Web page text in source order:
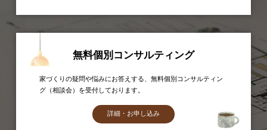
無料個別コンサルティング
家づくりの疑問や悩みにお答えする、無料個別コンサルティン
グ（相談会）を受付しております。
詳細・お申し込み